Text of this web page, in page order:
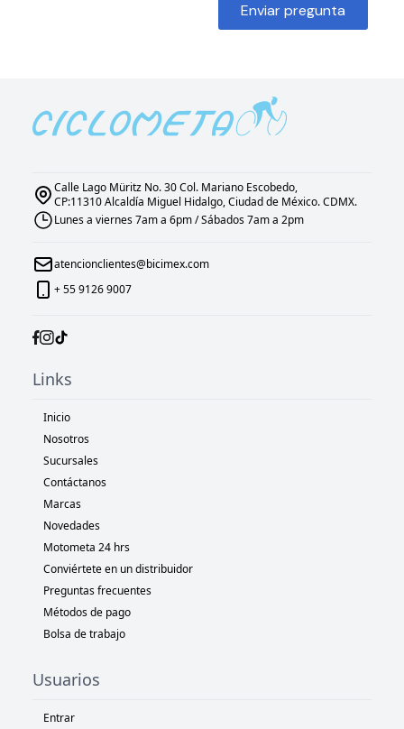
Enviar pregunta
Calle Lago Müritz No. 30 Col. Mariano Escobedo,
CP:11310 Alcaldía Miguel Hidalgo, Ciudad de México. CDMX.
Lunes a viernes 7am a 6pm / Sábados 7am a 2pm
atencionclientes@bicimex.com
+ 55 9126 9007
Links
Inicio
Nosotros
Sucursales
Contáctanos
Marcas
Novedades
Motometa 24 hrs
Conviértete en un distribuidor
Preguntas frecuentes
Métodos de pago
Bolsa de trabajo
Usuarios
Entrar